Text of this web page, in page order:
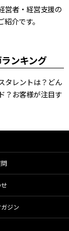
営者・経営支援の
介です。
ンキング
タレントは？どん
？お客様が注目す
ジン